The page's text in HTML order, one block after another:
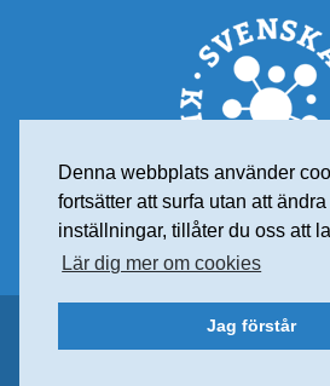
Denna webbplats använder
fortsätter att surfa utan att
inställningar, tillåter du oss att
Lär dig mer om cookies
Jag förstår
© 2015 Svenska Kemisamfundet – Alla
Personuppgiftspolicy| Org nr: 802001-